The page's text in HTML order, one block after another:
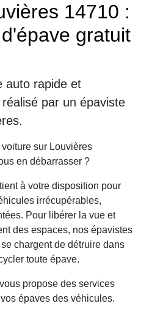
14710 :
gratuit
auto rapide et
par un épaviste
sur Louvières
en débarrasser ?
à votre disposition pour
irrécupérables,
Pour libérer la vue et
des espaces, nos épavistes
chargent de détruire dans
toute épave.
propose des services
épaves des véhicules.